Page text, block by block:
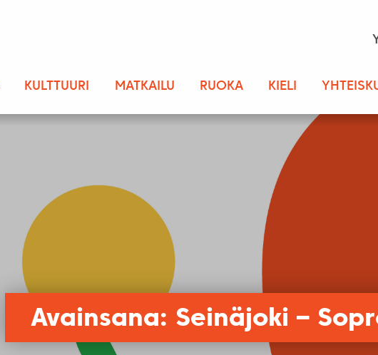
KULTTUURI MATKAILU RUOKA KIELI
Avainsana: Seinäjoki –